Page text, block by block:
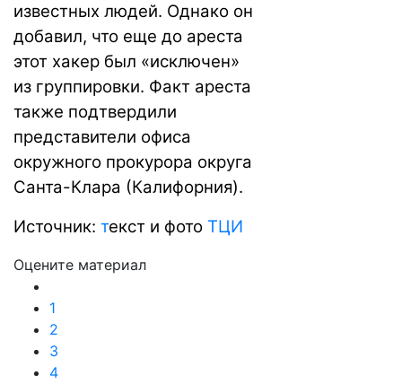
известных людей. Однако он
добавил, что еще до ареста
этот хакер был «исключен»
из группировки. Факт ареста
также подтвердили
представители офиса
окружного прокурора округа
Санта-Клара (Калифорния).
Источник: текст и фото ТЦИ
Оцените материал
1
2
3
4